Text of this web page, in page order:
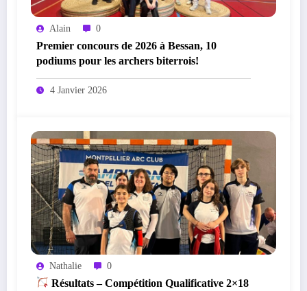
Alain 0
Premier concours de 2026 à Bessan, 10
podiums pour les archers biterrois!
4 Janvier 2026
Nathalie 0
Résultats – Compétition Qualificative 2×18